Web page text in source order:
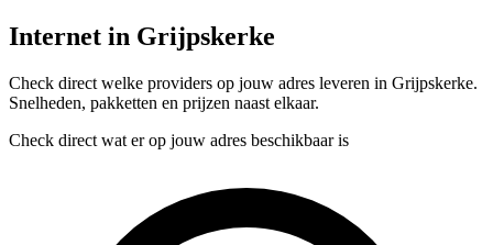
Internet in Grijpskerke
Check direct welke providers op jouw adres leveren in Grijpskerke.
Snelheden, pakketten en prijzen naast elkaar.
Check direct wat er op jouw adres beschikbaar is